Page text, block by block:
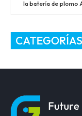
la batería de plomo